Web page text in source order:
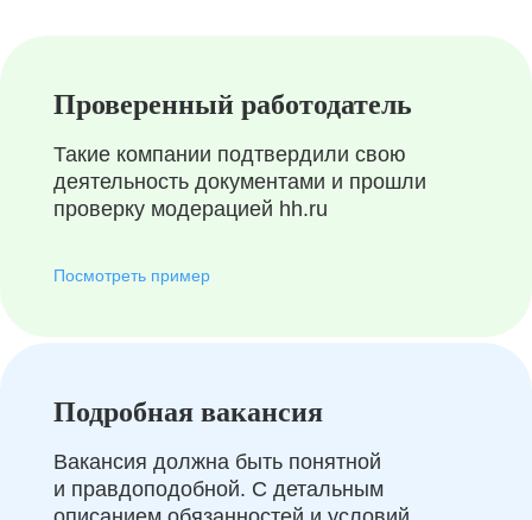
Проверенный работодатель
Такие компании подтвердили свою
деятельность документами и прошли
проверку модерацией hh.ru
Посмотреть пример
Подробная вакансия
Вакансия должна быть понятной
и правдоподобной. С детальным